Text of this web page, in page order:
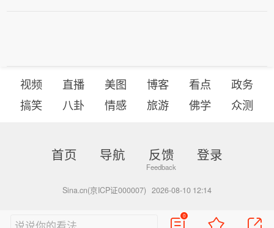
视频 直播 美图 博客 看点
政务
搞笑
八卦 情感 旅游 佛学 众测
首页 导航 反馈 登录
Sina.cn(京ICP证000007) 2026-08-10 12:14
0